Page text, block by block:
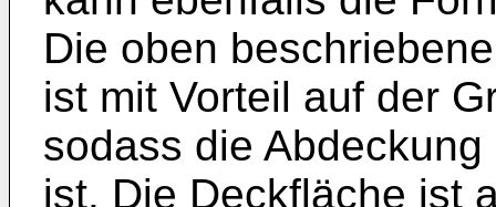
Die oben
ist mit Vorteil auf der
sodass die
ist. Die Deckfläche ist